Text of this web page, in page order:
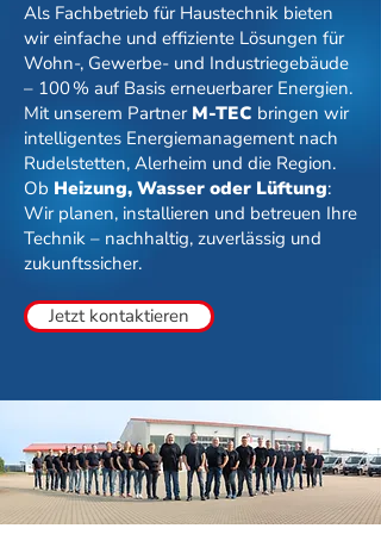
Als Fachbetrieb für Haustechnik bieten
wir einfache und effiziente Lösungen für
Wohn-, Gewerbe- und Industriegebäude
– 100 % auf Basis erneuerbarer Energien.
Mit unserem Partner M-TEC bringen wir
intelligentes Energiemanagement nach
Rudelstetten, Alerheim und die Region.
Ob Heizung, Wasser oder Lüftung:
Wir planen, installieren und betreuen Ihre
Technik – nachhaltig, zuverlässig und
zukunftssicher.
Jetzt kontaktieren